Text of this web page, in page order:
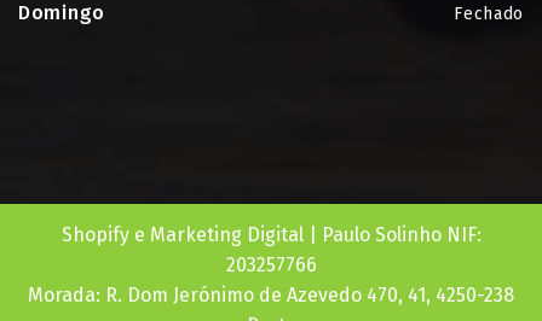
Domingo Fechado
Shopify e Marketing Digital | Paulo Solinho NIF:
203257766
Morada: R. Dom Jerónimo de Azevedo 470, 41, 4250-238